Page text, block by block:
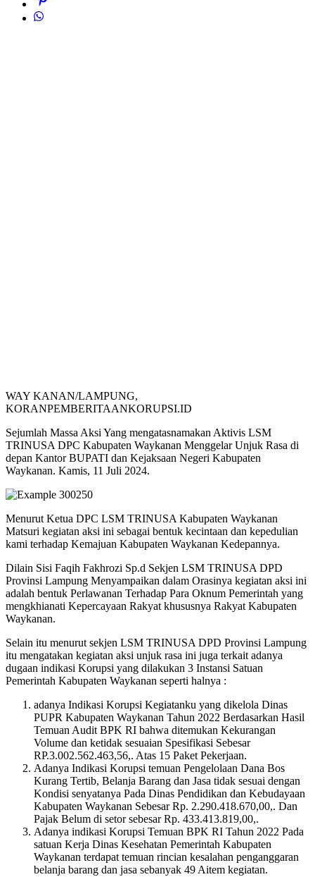
WAY KANAN/LAMPUNG,
KORANPEMBERITAANKORUPSI.ID
Sejumlah Massa Aksi Yang mengatasnamakan Aktivis LSM
TRINUSA DPC Kabupaten Waykanan Menggelar Unjuk Rasa di
depan Kantor BUPATI dan Kejaksaan Negeri Kabupaten
Waykanan. Kamis, 11 Juli 2024.
Menurut Ketua DPC LSM TRINUSA Kabupaten Waykanan
Matsuri kegiatan aksi ini sebagai bentuk kecintaan dan kepedulian
kami terhadap Kemajuan Kabupaten Waykanan Kedepannya.
Dilain Sisi Faqih Fakhrozi Sp.d Sekjen LSM TRINUSA DPD
Provinsi Lampung Menyampaikan dalam Orasinya kegiatan aksi ini
adalah bentuk Perlawanan Terhadap Para Oknum Pemerintah yang
mengkhianati Kepercayaan Rakyat khususnya Rakyat Kabupaten
Waykanan.
Selain itu menurut sekjen LSM TRINUSA DPD Provinsi Lampung
itu mengatakan kegiatan aksi unjuk rasa ini juga terkait adanya
dugaan indikasi Korupsi yang dilakukan 3 Instansi Satuan
Pemerintah Kabupaten Waykanan seperti halnya :
adanya Indikasi Korupsi Kegiatanku yang dikelola Dinas
PUPR Kabupaten Waykanan Tahun 2022 Berdasarkan Hasil
Temuan Audit BPK RI bahwa ditemukan Kekurangan
Volume dan ketidak sesuaian Spesifikasi Sebesar
RP.3.002.562.463,56,. Atas 15 Paket Pekerjaan.
Adanya Indikasi Korupsi temuan Pengelolaan Dana Bos
Kurang Tertib, Belanja Barang dan Jasa tidak sesuai dengan
Kondisi senyatanya Pada Dinas Pendidikan dan Kebudayaan
Kabupaten Waykanan Sebesar Rp. 2.290.418.670,00,. Dan
Pajak Belum di setor sebesar Rp. 433.413.819,00,.
Adanya indikasi Korupsi Temuan BPK RI Tahun 2022 Pada
satuan Kerja Dinas Kesehatan Pemerintah Kabupaten
Waykanan terdapat temuan rincian kesalahan penganggaran
belanja barang dan jasa sebanyak 49 Aitem kegiatan.